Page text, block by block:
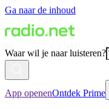
Ga naar de inhoud
Waar wil je naar luisteren?
App openenOntdek Prime